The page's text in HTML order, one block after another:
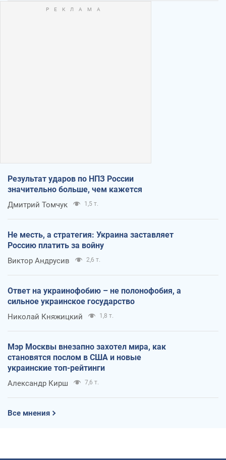
Результат ударов по НПЗ России
значительно больше, чем кажется
Дмитрий Томчук 1,5 т.
Не месть, а стратегия: Украина заставляет
Россию платить за войну
Виктор Андрусив 2,6 т.
Ответ на украинофобию – не полонофобия, а
сильное украинское государство
Николай Княжицкий 1,8 т.
Мэр Москвы внезапно захотел мира, как
становятся послом в США и новые
украинские топ-рейтинги
Александр Кирш 7,6 т.
Все мнения